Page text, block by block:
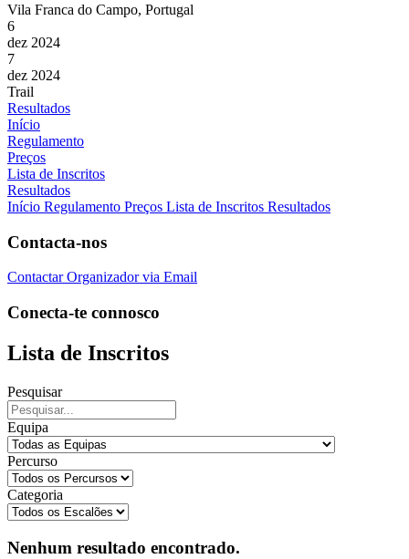
Vila Franca do Campo, Portugal
6
dez 2024
7
dez 2024
Trail
Resultados
Início
Regulamento
Preços
Lista de Inscritos
Resultados
Início Regulamento Preços Lista de Inscritos Resultados
Contacta-nos
Contactar Organizador via Email
Conecta-te connosco
Lista de Inscritos
Pesquisar
Equipa
Percurso
Categoria
Nenhum resultado encontrado.